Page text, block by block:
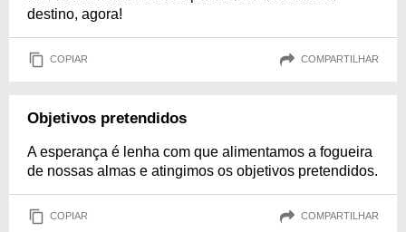
destino, agora!
COPIAR COMPARTILHAR
Objetivos pretendidos
A esperança é lenha com que alimentamos a fogueira
de nossas almas e atingimos os objetivos pretendidos.
COPIAR COMPARTILHAR